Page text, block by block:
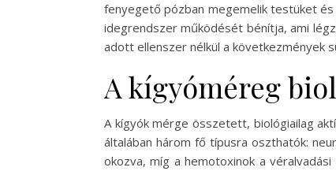
fenyegető pózban megemelik testüket
idegrendszer működését bénítja, ami
adott ellenszer nélkül a következmények
A kígyóméreg
A kígyók mérge összetett, biológiailag
általában három fő típusra oszthatók:
okozva, míg a hemotoxinok a